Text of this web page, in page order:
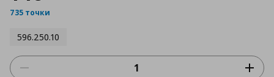
735 точки
596.250.10